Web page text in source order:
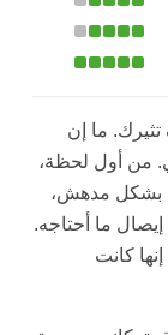
ما إن
من أول لحظة،
بشكل مدهش،
ما أحتاجه.
كانت